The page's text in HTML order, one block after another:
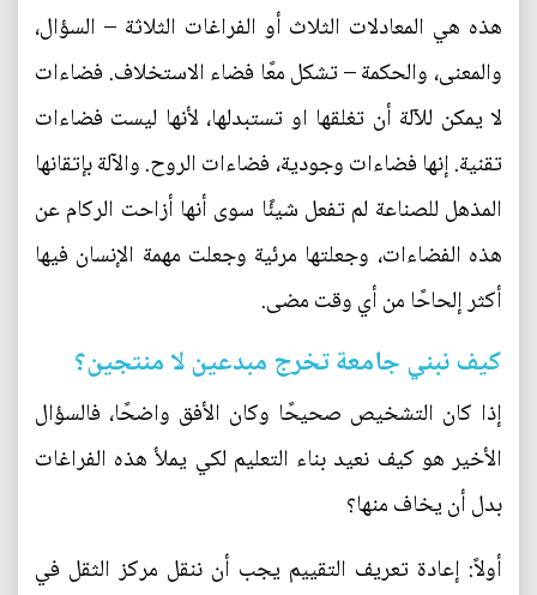
هذه هي المعادلات الثلاث أو الفراغات الثلاثة – السؤال،
والمعنى، والحكمة – تشكل معًا فضاء الاستخلاف. فضاءات
لا يمكن للآلة أن تغلقها او تستبدلها، لأنها ليست فضاءات
تقنية. إنها فضاءات وجودية، فضاءات الروح. والآلة بإتقانها
المذهل للصناعة لم تفعل شيئًا سوى أنها أزاحت الركام عن
هذه الفضاءات، وجعلتها مرئية وجعلت مهمة الإنسان فيها
أكثر إلحاحًا من أي وقت مضى.
كيف نبني جامعة تخرج مبدعين لا منتجين؟
إذا كان التشخيص صحيحًا وكان الأفق واضحًا، فالسؤال
الأخير هو كيف نعيد بناء التعليم لكي يملأ هذه الفراغات
بدل أن يخاف منها؟
أولاً: إعادة تعريف التقييم يجب أن ننقل مركز الثقل في